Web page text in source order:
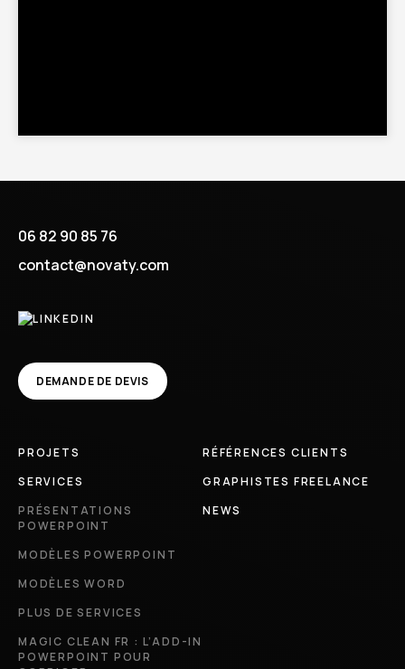
06 82 90 85 76
contact@novaty.com
DEMANDE DE DEVIS
PROJETS
SERVICES
PRÉSENTATIONS
POWERPOINT
MODÈLES POWERPOINT
MODÈLES WORD
PLUS DE SERVICES
MAGIC CLEAN FR : L’ADD-IN
POWERPOINT POUR
RÉFÉRENCES CLIENTS
GRAPHISTES FREELANCE
NEWS